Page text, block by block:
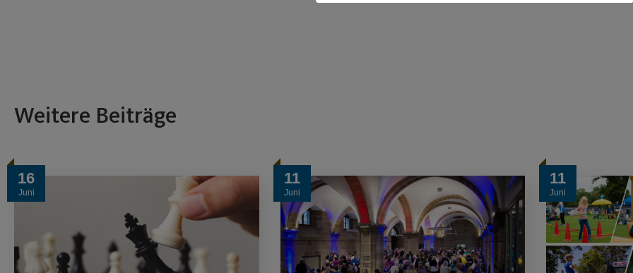
Weitere Beiträge
16
Juni
11
Juni
11
Juni